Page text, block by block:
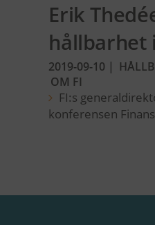
Erik
hållbarhet
2019-09-10 |
OM FI
FI:s
konferensen